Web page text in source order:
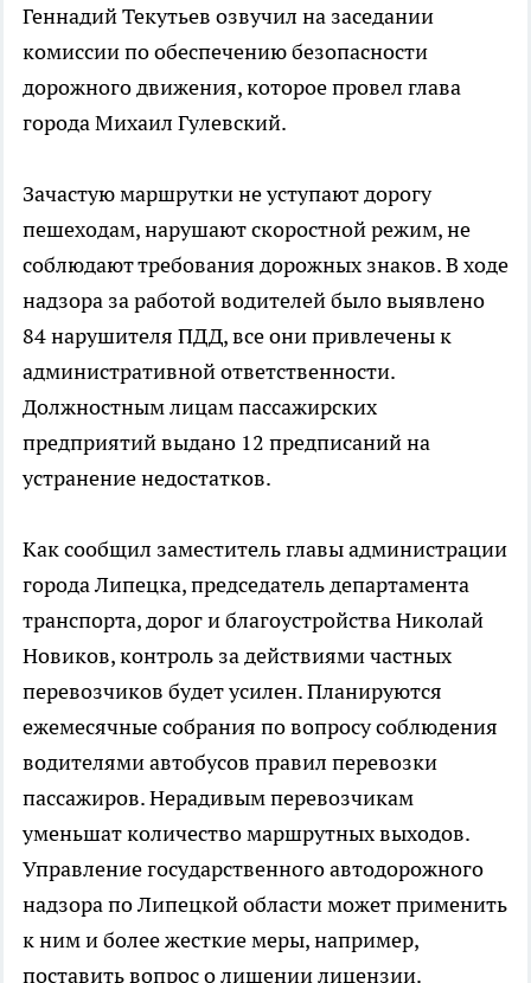
Геннадий Текутьев озвучил на заседании
комиссии по обеспечению безопасности
дорожного движения, которое провел глава
города Михаил Гулевский.
Зачастую маршрутки не уступают дорогу
пешеходам, нарушают скоростной режим, не
соблюдают требования дорожных знаков. В ходе
надзора за работой водителей было выявлено
84 нарушителя ПДД, все они привлечены к
административной ответственности.
Должностным лицам пассажирских
предприятий выдано 12 предписаний на
устранение недостатков.
Как сообщил заместитель главы администрации
города Липецка, председатель департамента
транспорта, дорог и благоустройства Николай
Новиков, контроль за действиями частных
перевозчиков будет усилен. Планируются
ежемесячные собрания по вопросу соблюдения
водителями автобусов правил перевозки
пассажиров. Нерадивым перевозчикам
уменьшат количество маршрутных выходов.
Управление государственного автодорожного
надзора по Липецкой области может применить
к ним и более жесткие меры, например,
поставить вопрос о лишении лицензии.